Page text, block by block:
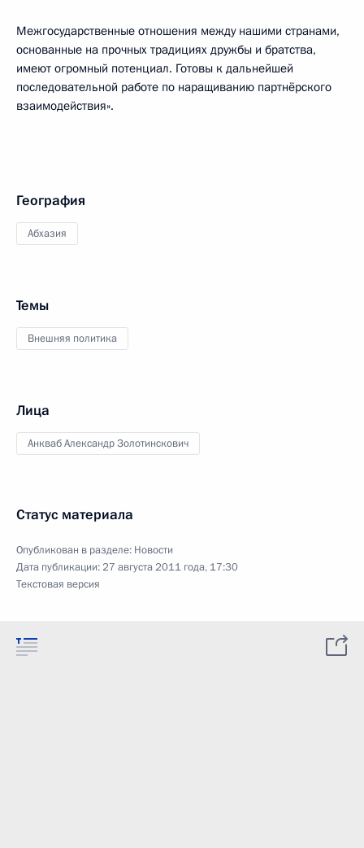
Межгосударственные отношения между нашими странами,
основанные на прочных традициях дружбы и братства,
имеют огромный потенциал. Готовы к дальнейшей
последовательной работе по наращиванию партнёрского
взаимодействия».
География
Абхазия
Темы
Внешняя политика
Лица
Анкваб Александр Золотинскович
Статус материала
Опубликован в разделе: Новости
Дата публикации:27 августа 2011 года, 17:30
Текстовая версия